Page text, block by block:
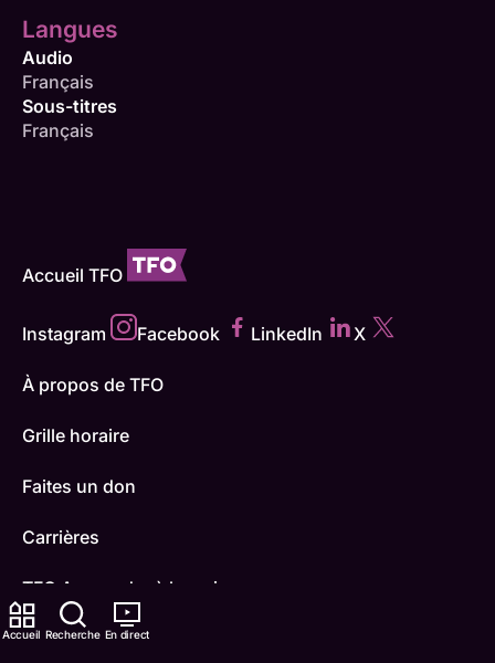
Accueil Recherche En direct
Langues
Audio
Français
Sous-titres
Français
Accueil TFO
Instagram Facebook LinkedIn X
À propos de TFO
Grille horaire
Faites un don
Carrières
TFO Apprendre à la maison
Comment nous capter